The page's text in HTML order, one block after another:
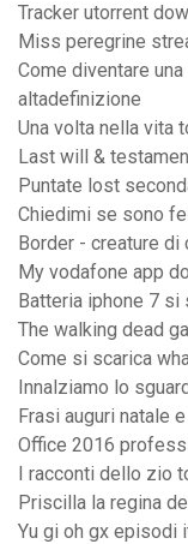
Tracker utorrent
Miss peregrine
Come diventare
altadefinizione
Una volta nella vita
Last will &
Puntate lost
Chiedimi se sono
Border - creature
My vodafone app
Batteria iphone 7
The walking dead
Come si scarica
Innalziamo lo
Frasi auguri natale
Office 2016
I racconti dello zio
Priscilla la regina
Yu gi oh gx episodi